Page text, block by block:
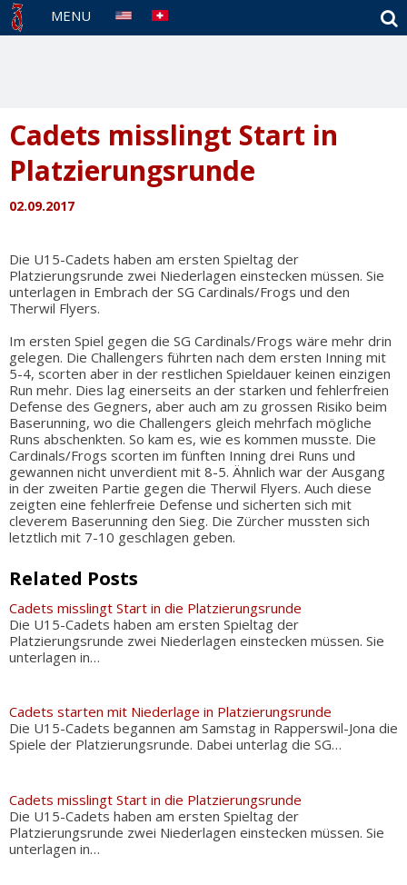
MENU
Cadets misslingt Start in
Platzierungsrunde
02.09.2017
Die U15-Cadets haben am ersten Spieltag der
Platzierungsrunde zwei Niederlagen einstecken müssen. Sie
unterlagen in Embrach der SG Cardinals/Frogs und den
Therwil Flyers.
Im ersten Spiel gegen die SG Cardinals/Frogs wäre mehr drin
gelegen. Die Challengers führten nach dem ersten Inning mit
5-4, scorten aber in der restlichen Spieldauer keinen einzigen
Run mehr. Dies lag einerseits an der starken und fehlerfreien
Defense des Gegners, aber auch am zu grossen Risiko beim
Baserunning, wo die Challengers gleich mehrfach mögliche
Runs abschenkten. So kam es, wie es kommen musste. Die
Cardinals/Frogs scorten im fünften Inning drei Runs und
gewannen nicht unverdient mit 8-5. Ähnlich war der Ausgang
in der zweiten Partie gegen die Therwil Flyers. Auch diese
zeigten eine fehlerfreie Defense und sicherten sich mit
cleverem Baserunning den Sieg. Die Zürcher mussten sich
letztlich mit 7-10 geschlagen geben.
Related Posts
Cadets misslingt Start in die Platzierungsrunde
Die U15-Cadets haben am ersten Spieltag der
Platzierungsrunde zwei Niederlagen einstecken müssen. Sie
unterlagen in…
Cadets starten mit Niederlage in Platzierungsrunde
Die U15-Cadets begannen am Samstag in Rapperswil-Jona die
Spiele der Platzierungsrunde. Dabei unterlag die SG…
Cadets misslingt Start in die Platzierungsrunde
Die U15-Cadets haben am ersten Spieltag der
Platzierungsrunde zwei Niederlagen einstecken müssen. Sie
unterlagen in…